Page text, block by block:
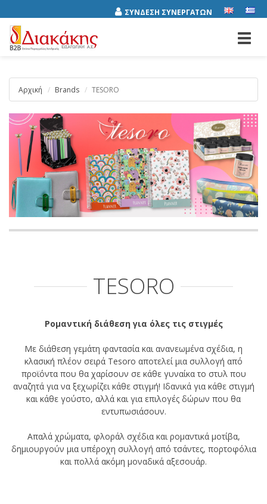
ΣΥΝΔΕΣΗ ΣΥΝΕΡΓΑΤΩΝ
Αρχική Brands TESORO
TESORO
Ρομαντική διάθεση για όλες τις στιγμές
Με διάθεση γεμάτη φαντασία και ανανεωμένα σχέδια, η
κλασική πλέον σειρά Tesoro αποτελεί μια συλλογή από
προϊόντα που θα χαρίσουν σε κάθε γυναίκα το στυλ που
αναζητά για να ξεχωρίζει κάθε στιγμή! Ιδανικά για κάθε στιγμή
και κάθε γούστο, αλλά και για επιλογές δώρων που θα
εντυπωσιάσουν.
Απαλά χρώματα, φλοράλ σχέδια και ρομαντικά μοτίβα,
δημιουργούν μια υπέροχη συλλογή από τσάντες, πορτοφόλια
και πολλά ακόμη μοναδικά αξεσουάρ.